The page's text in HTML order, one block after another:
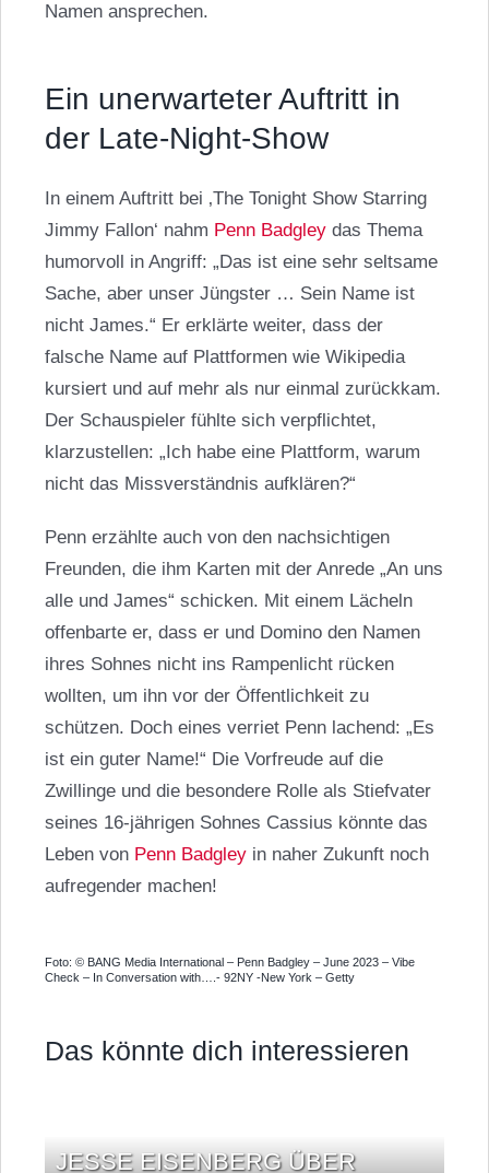
Namen ansprechen.
Ein unerwarteter Auftritt in
der Late-Night-Show
In einem Auftritt bei ‚The Tonight Show Starring
Jimmy Fallon‘ nahm Penn Badgleydas Thema
humorvoll in Angriff: „Das ist eine sehr seltsame
Sache, aber unser Jüngster … Sein Name ist
nicht James.“ Er erklärte weiter, dass der
falsche Name auf Plattformen wie Wikipedia
kursiert und auf mehr als nur einmal zurückkam.
Der Schauspieler fühlte sich verpflichtet,
klarzustellen: „Ich habe eine Plattform, warum
nicht das Missverständnis aufklären?“
Penn erzählte auch von den nachsichtigen
Freunden, die ihm Karten mit der Anrede „An uns
alle und James“ schicken. Mit einem Lächeln
offenbarte er, dass er und Domino den Namen
ihres Sohnes nicht ins Rampenlicht rücken
wollten, um ihn vor der Öffentlichkeit zu
schützen. Doch eines verriet Penn lachend: „Es
ist ein guter Name!“ Die Vorfreude auf die
Zwillinge und die besondere Rolle als Stiefvater
seines 16-jährigen Sohnes Cassius könnte das
Leben von Penn Badgleyin naher Zukunft noch
aufregender machen!
Foto: © BANG Media International – Penn Badgley – June 2023 – Vibe
Check – In Conversation with….- 92NY -New York – Getty
Das könnte dich interessieren
JESSE EISENBERG ÜBER